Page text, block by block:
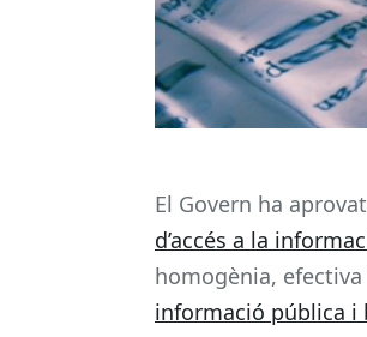
El Govern ha
d’accés a la
homogènia,
informació pública i